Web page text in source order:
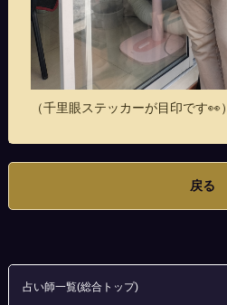
（千里眼ステッカーが目印です👀）
戻る
占い師一覧(総合トップ)